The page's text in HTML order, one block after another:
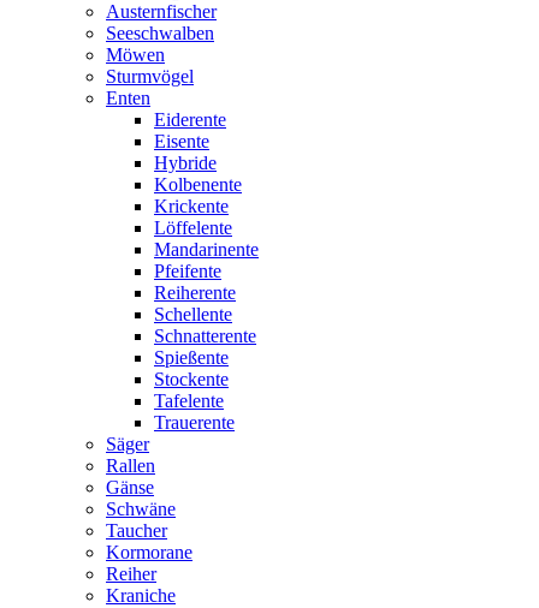
Austernfischer
Seeschwalben
Möwen
Sturmvögel
Enten
Eiderente
Eisente
Hybride
Kolbenente
Krickente
Löffelente
Mandarinente
Pfeifente
Reiherente
Schellente
Schnatterente
Spießente
Stockente
Tafelente
Trauerente
Säger
Rallen
Gänse
Schwäne
Taucher
Kormorane
Reiher
Kraniche